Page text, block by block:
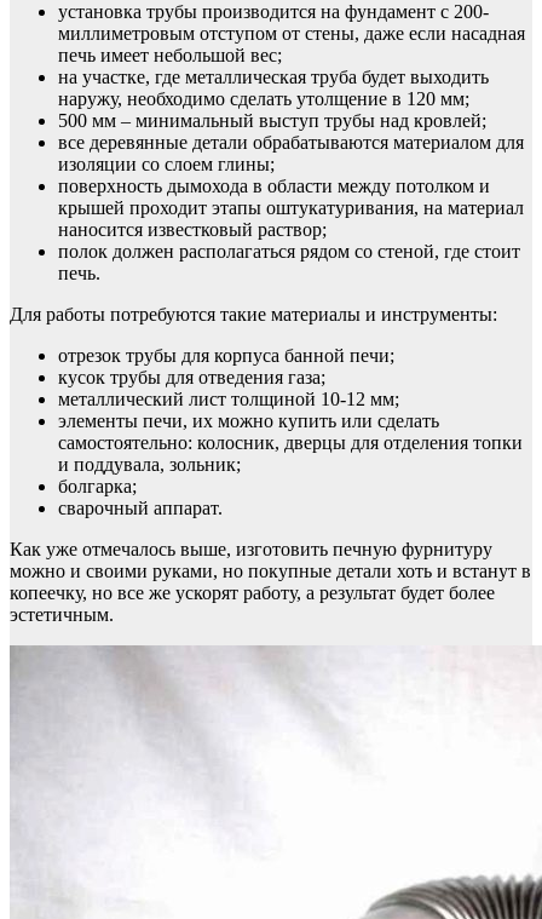
установка трубы производится на фундамент с 200-
миллиметровым отступом от стены, даже если насадная
печь имеет небольшой вес;
на участке, где металлическая труба будет выходить
наружу, необходимо сделать утолщение в 120 мм;
500 мм – минимальный выступ трубы над кровлей;
все деревянные детали обрабатываются материалом для
изоляции со слоем глины;
поверхность дымохода в области между потолком и
крышей проходит этапы оштукатуривания, на материал
наносится известковый раствор;
полок должен располагаться рядом со стеной, где стоит
печь.
Для работы потребуются такие материалы и инструменты:
отрезок трубы для корпуса банной печи;
кусок трубы для отведения газа;
металлический лист толщиной 10-12 мм;
элементы печи, их можно купить или сделать
самостоятельно: колосник, дверцы для отделения топки
и поддувала, зольник;
болгарка;
сварочный аппарат.
Как уже отмечалось выше, изготовить печную фурнитуру
можно и своими руками, но покупные детали хоть и встанут в
копеечку, но все же ускорят работу, а результат будет более
эстетичным.